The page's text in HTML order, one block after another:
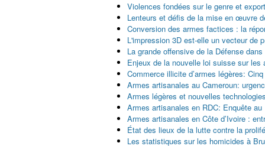
Violences fondées sur le genre et
Lenteurs et défis de la mise en œuvre
Conversion des armes factices : la
L'impression 3D est-elle un vecteur de
La grande offensive de la Défense
Enjeux de la nouvelle loi suisse sur les
Commerce illicite d’armes légères:
Armes artisanales au Cameroun:
Armes légères et nouvelles
Armes artisanales en RDC: Enquête
Armes artisanales en Côte d’Ivoire :
État des lieux de la lutte contre la
Les statistiques sur les homicides à